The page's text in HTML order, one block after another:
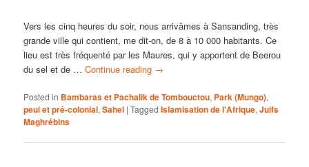
Vers les cinq heures du soir, nous arrivâmes à Sansanding, très
grande ville qui contient, me dit-on, de 8 à 10 000 habitants. Ce
lieu est très fréquenté par les Maures, qui y apportent de Beerou
du sel et de …Continue reading →
Posted in Bambaras et Pachalik de Tombouctou, Park (Mungo),
peul et pré-colonial,Sahel |Tagged Islamisation de l'Afrique,Juifs
Maghrébins